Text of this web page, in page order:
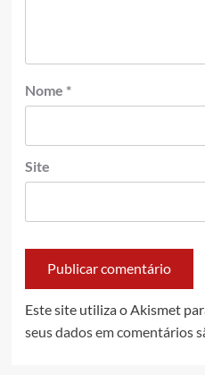
Nome *
Site
Este site utiliza o Akismet
seus dados em comentários